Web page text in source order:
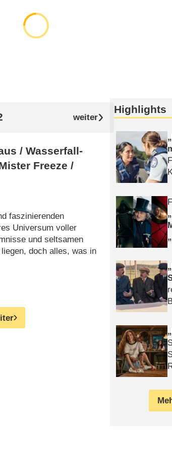
/​ Wasserfall-
Freeze /​
faszinierenden
Universum voller
und seltsamen
doch alles, was in
Highlights